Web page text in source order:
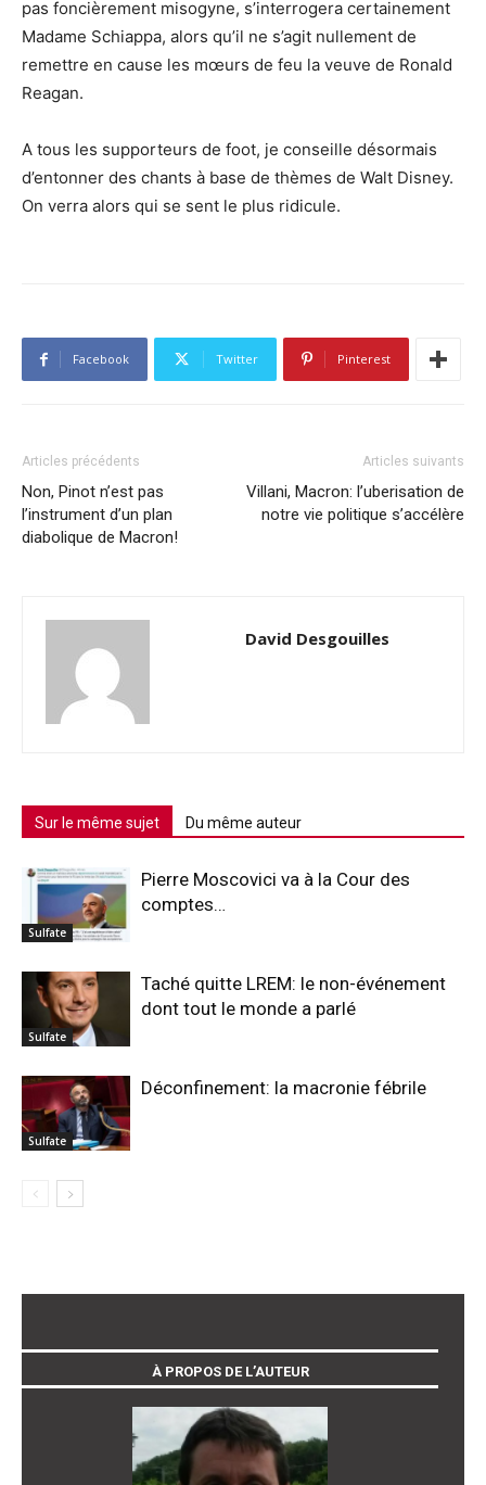
pas foncièrement misogyne, s’interrogera certainement
Madame Schiappa, alors qu’il ne s’agit nullement de
remettre en cause les mœurs de feu la veuve de Ronald
Reagan.
A tous les supporteurs de foot, je conseille désormais
d’entonner des chants à base de thèmes de Walt Disney.
On verra alors qui se sent le plus ridicule.
Facebook Twitter Pinterest
Articles précédents
Non, Pinot n’est pas
l’instrument d’un plan
diabolique de Macron!
Articles suivants
Villani, Macron: l’uberisation de
notre vie politique s’accélère
David Desgouilles
Sur le même sujet Du même auteur
Sulfate
Pierre Moscovici va à la Cour des
comptes…
Sulfate
Taché quitte LREM: le non-événement
dont tout le monde a parlé
Sulfate
Déconfinement: la macronie fébrile
À PROPOS DE L’AUTEUR